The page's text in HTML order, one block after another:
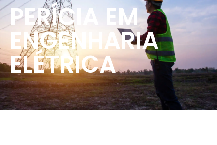
PERÍCIA EM
ENGENHARIA
ELÉTRICA